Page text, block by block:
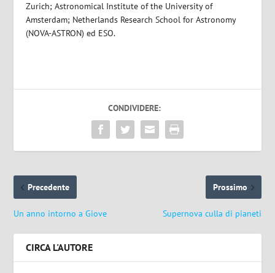
Zurich; Astronomical Institute of the University of
Amsterdam; Netherlands Research School for Astronomy
(NOVA-ASTRON) ed ESO.
CONDIVIDERE:
Precedente
Un anno intorno a Giove
Prossimo
Supernova culla di pianeti
CIRCA L'AUTORE